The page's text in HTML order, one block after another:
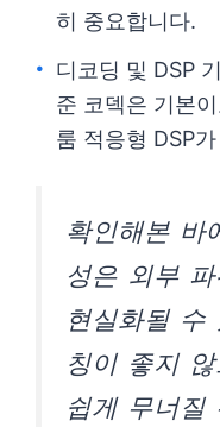
히 중요합니다.
디코딩 및 DSP
준 코덱은 기본
룸 적응형 DSP
확인해본 바
성은 외부
현실화될 수
칭이 좋지
쉽게 무너질